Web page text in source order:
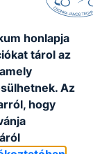
honlapja
tárol az
Az
hogy